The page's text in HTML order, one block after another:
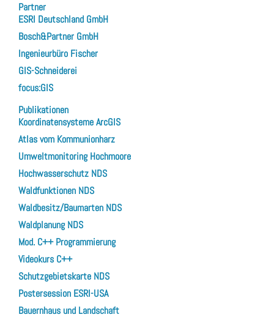
Partner
ESRI Deutschland GmbH
Bosch&Partner GmbH
Ingenieurbüro Fischer
GIS-Schneiderei
focus:GIS
Publikationen
Koordinatensysteme ArcGIS
Atlas vom Kommunionharz
Umweltmonitoring Hochmoore
Hochwasserschutz NDS
Waldfunktionen NDS
Waldbesitz/Baumarten NDS
Waldplanung NDS
Mod. C++ Programmierung
Videokurs C++
Schutzgebietskarte NDS
Postersession ESRI-USA
Bauernhaus und Landschaft